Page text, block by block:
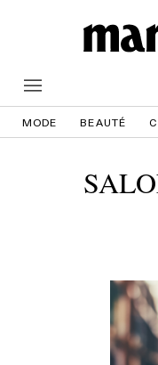
MODE BEAUTÉ